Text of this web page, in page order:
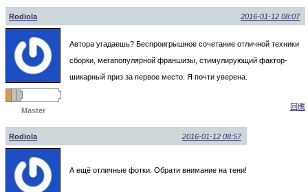
Rodiola 2016-01-12 08:07
Master
Автора угадаешь? Беспроигрышное сочетание отличной техники
сборки, мегапопулярной франшизы, стимулирующий фактор-
шикарный приз за первое место. Я почти уверена.
回應
Rodiola 2016-01-12 08:57
А ещё отличные фотки. Обрати внимание на тени!